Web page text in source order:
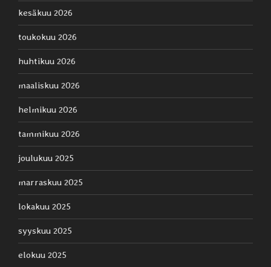
kesäkuu 2026
toukokuu 2026
huhtikuu 2026
maaliskuu 2026
helmikuu 2026
tammikuu 2026
joulukuu 2025
marraskuu 2025
lokakuu 2025
syyskuu 2025
elokuu 2025